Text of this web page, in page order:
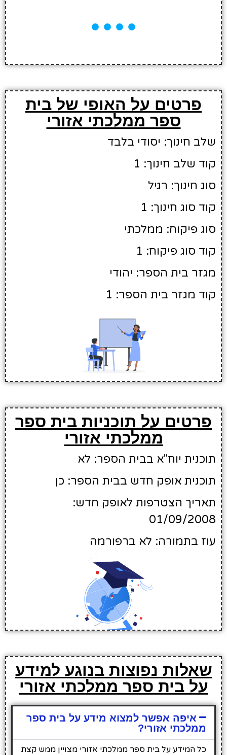
פרטים על האופי של בית
ספר ממלכתי אזורי
שלב חינוך: יסודי בלבד
קוד שלב חינוך: 1
סוג חינוך: רגיל
קוד סוג חינוך: 1
סוג פיקוח: ממלכתי
קוד סוג פיקוח: 1
מגזר בית הספר: יהודי
קוד מגזר בית הספר: 1
פרטים על תוכניות בית ספר
ממלכתי אזורי
תוכנית יוח"א בבית הספר: לא
תוכנית אופק חדש בבית הספר: כן
תאריך הצטרפות לאופק חדש:
01/09/2008
עוז בתמורה: לא ברפורמה
שאלות נפוצות בנוגע למידע
על בית ספר ממלכתי אזורי
איפה אפשר למצוא מידע על בית ספר
ממלכתי אזורי?
כל המידע על בית ספר ממלכתי אזורי מצויין ממש קצת